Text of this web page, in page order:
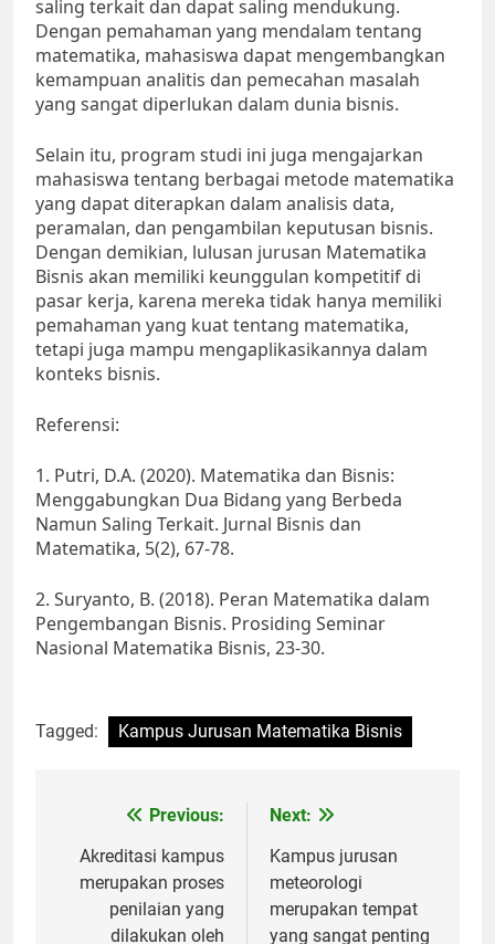
saling terkait dan dapat saling mendukung.
Dengan pemahaman yang mendalam tentang
matematika, mahasiswa dapat mengembangkan
kemampuan analitis dan pemecahan masalah
yang sangat diperlukan dalam dunia bisnis.
Selain itu, program studi ini juga mengajarkan
mahasiswa tentang berbagai metode matematika
yang dapat diterapkan dalam analisis data,
peramalan, dan pengambilan keputusan bisnis.
Dengan demikian, lulusan jurusan Matematika
Bisnis akan memiliki keunggulan kompetitif di
pasar kerja, karena mereka tidak hanya memiliki
pemahaman yang kuat tentang matematika,
tetapi juga mampu mengaplikasikannya dalam
konteks bisnis.
Referensi:
1. Putri, D.A. (2020). Matematika dan Bisnis:
Menggabungkan Dua Bidang yang Berbeda
Namun Saling Terkait. Jurnal Bisnis dan
Matematika, 5(2), 67-78.
2. Suryanto, B. (2018). Peran Matematika dalam
Pengembangan Bisnis. Prosiding Seminar
Nasional Matematika Bisnis, 23-30.
Tagged: Kampus Jurusan Matematika Bisnis
navigation
Previous:
Akreditasi kampus
merupakan proses
penilaian yang
dilakukan oleh
Next:
Kampus jurusan
meteorologi
merupakan tempat
yang sangat penting